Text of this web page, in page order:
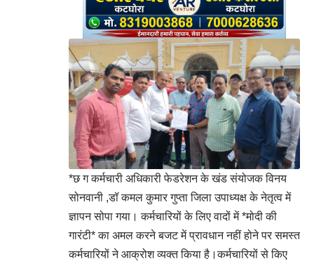
*छ ग कर्मचारी अधिकारी फेडरेशन के खंड संयोजक विनय
सोनवानी ,डॉ कमल कुमार गुप्ता जिला उपाध्यक्ष के नेतृत्व में
ज्ञापन सोपा गया। कर्मचारियों के लिए वादों में *मोदी की
गारंटी* का अमल करने बजट में प्रावधान नहीं होने पर समस्त
कर्मचारियों ने आक्रोश व्यक्त किया है।कर्मचारियों से किए